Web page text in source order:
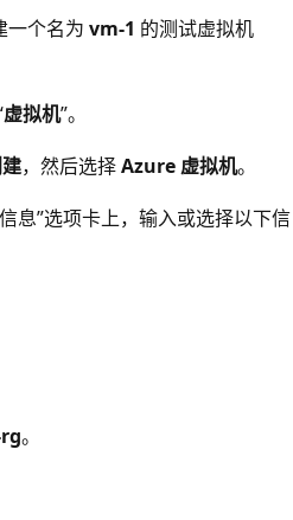
一个名为 vm-1 的测试虚拟机
虚拟机”。
，然后选择Azure 虚拟机。
息”选项卡上，输入或选择以下信
。